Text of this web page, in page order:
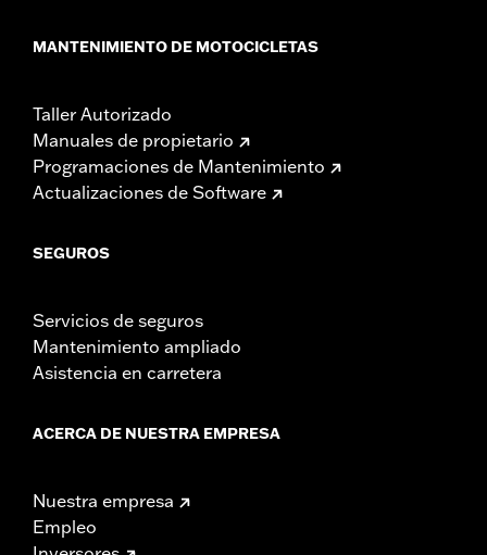
MANTENIMIENTO DE MOTOCICLETAS
Taller Autorizado
Manuales de propietario
Programaciones de Mantenimiento
Actualizaciones de Software
SEGUROS
Servicios de seguros
Mantenimiento ampliado
Asistencia en carretera
ACERCA DE NUESTRA EMPRESA
Nuestra empresa
Empleo